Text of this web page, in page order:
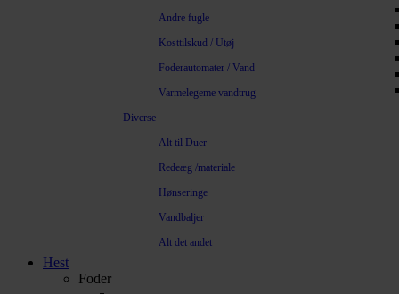
Andre fugle
Kosttilskud / Utøj
Foderautomater / Vand
Varmelegeme vandtrug
Diverse
Alt til Duer
Redeæg /materiale
Hønseringe
Vandbaljer
Alt det andet
Hest
Foder